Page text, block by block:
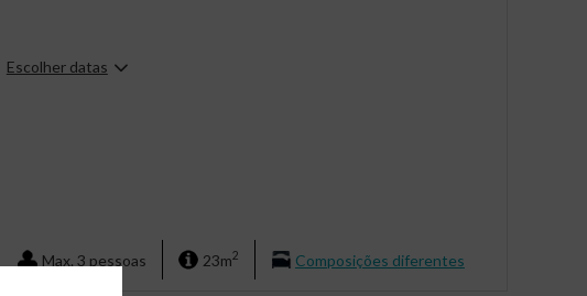
Max. 3 pessoas 23m2 Composições diferentes
Escolher datas